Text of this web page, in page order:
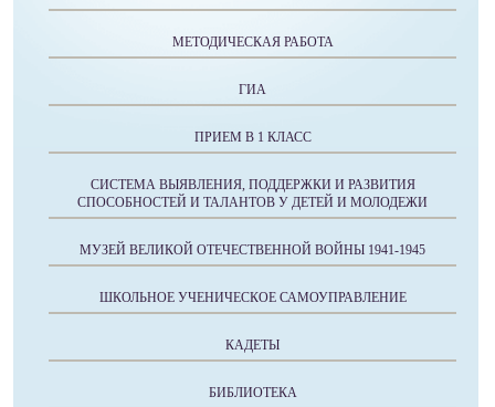
МЕТОДИЧЕСКАЯ РАБОТА
ГИА
ПРИЕМ В 1 КЛАСС
СИСТЕМА ВЫЯВЛЕНИЯ, ПОДДЕРЖКИ И РАЗВИТИЯ
СПОСОБНОСТЕЙ И ТАЛАНТОВ У ДЕТЕЙ И МОЛОДЕЖИ
МУЗЕЙ ВЕЛИКОЙ ОТЕЧЕСТВЕННОЙ ВОЙНЫ 1941-1945
ШКОЛЬНОЕ УЧЕНИЧЕСКОЕ САМОУПРАВЛЕНИЕ
КАДЕТЫ
БИБЛИОТЕКА